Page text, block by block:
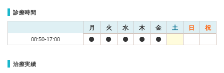
診療時間
月 火 水 木 金 土 日 祝
08:50-17:00
治療実績